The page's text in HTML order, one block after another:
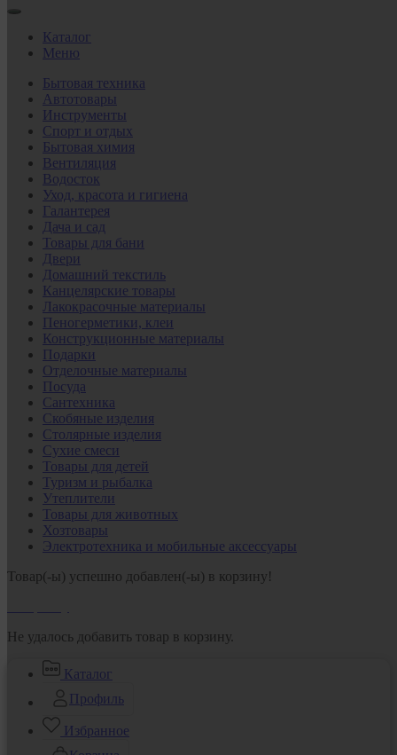
Каталог
Меню
Бытовая техника
Автотовары
Инструменты
Спорт и отдых
Бытовая химия
Вентиляция
Водосток
Уход, красота и гигиена
Галантерея
Дача и сад
Товары для бани
Двери
Домашний текстиль
Канцелярские товары
Лакокрасочные материалы
Пеногерметики, клеи
Конструкционные материалы
Подарки
Отделочные материалы
Посуда
Сантехника
Скобяные изделия
Столярные изделия
Сухие смеси
Товары для детей
Туризм и рыбалка
Утеплители
Товары для животных
Хозтовары
Электротехника и мобильные аксессуары
Товар(-ы) успешно добавлен(-ы) в корзину!
Не удалось добавить товар в корзину.
Каталог
Профиль
Избранное